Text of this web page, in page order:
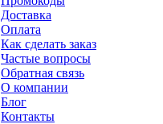
Доставка
Оплата
Как сделать заказ
Частые вопросы
Обратная связь
О компании
Блог
Контакты